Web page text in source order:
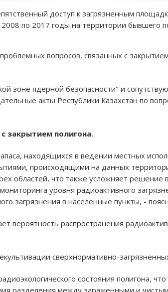
доступ к загрязненным
по 2017 годы на территории бывшего
вопросов, связанных с
зоне ядерной безопасности" и
акты Республики Казахстан по
закрытием полигона.
находящихся в ведении местных
происходящими на данных
областей, что также усложняет решение
уровня радиоактивного
загрязнения в населенные пункты, -
вероятность распространения
сверхнормативно-
состояния полигона,